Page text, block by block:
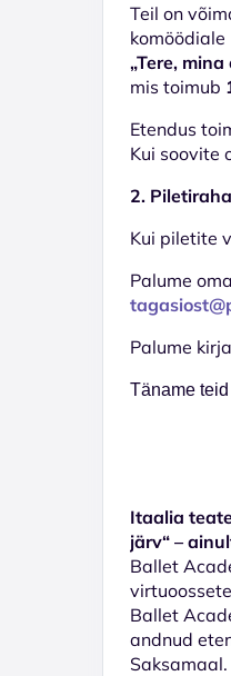
Teil on
komöödiale
„Tere,
mis toimub
Etendus
Kui soovite
2.
Kui piletite
Palume
Palume
Täname
Itaalia
järv“ –
Ballet
Ballet
andnud
Saksamaal.